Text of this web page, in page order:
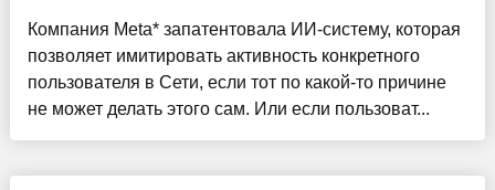
Компания Meta* запатентовала ИИ-систему, которая
позволяет имитировать активность конкретного
пользователя в Сети, если тот по какой-то причине
не может делать этого сам. Или если пользоват...